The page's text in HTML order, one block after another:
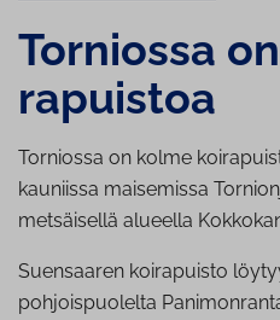
Torniossa
ra­puis­toa
Torniossa on kolme
kauniissa maisemissa
metsäisellä alueella
Suensaaren koirapuisto
pohjoispuolelta